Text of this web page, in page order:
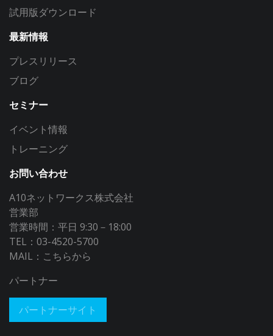
試用版ダウンロード
最新情報
プレスリリース
ブログ
セミナー
イベント情報
トレーニング
お問い合わせ
A10ネットワークス株式会社
営業部
営業時間：平日 9:30－18:00
TEL：03-4520-5700
MAIL： こちらから
パートナー
パートナーサイト